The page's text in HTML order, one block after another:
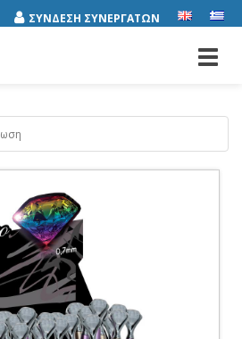
ΣΥΝΔΕΣΗ ΣΥΝΕΡΓΑΤΩΝ